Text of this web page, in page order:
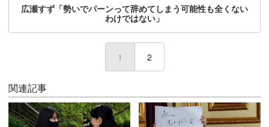
広瀬すず「勢いでパーンって辞めてしまう可能性も全くない
わけではない」
1 (current)
2
関連記事